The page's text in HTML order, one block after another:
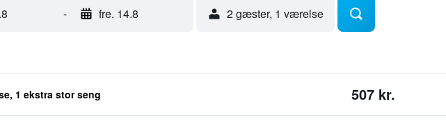
- fre. 14.8 2 gæster, 1 værelse
1 ekstra stor seng 507 kr.